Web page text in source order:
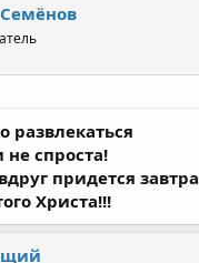
развлекаться
не спроста!
придется завтра
Христа!!!